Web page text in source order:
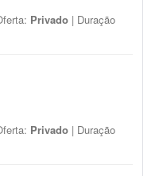
Privado | Duração
Privado | Duração